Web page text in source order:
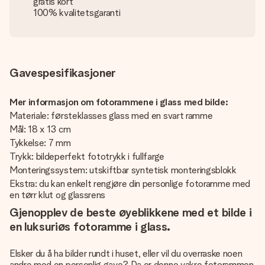
100% kvalitetsgaranti
Gavespesifikasjoner
Mer informasjon om fotorammene i glass med bilde:
Materiale: førsteklasses glass med en svart ramme
Mål: 18 x 13 cm
Tykkelse: 7 mm
Trykk: bildeperfekt fototrykk i fullfarge
Monteringssystem: utskiftbar syntetisk monteringsblokk
Ekstra: du kan enkelt rengjøre din personlige fotoramme med
en tørr klut og glassrens
Gjenopplev de beste øyeblikkene med et bilde i
en luksuriøs fotoramme i glass.
Elsker du å ha bilder rundt i huset, eller vil du overraske noen